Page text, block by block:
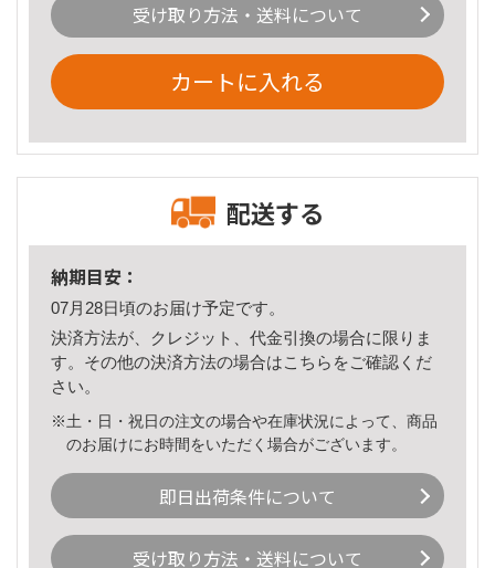
受け取り方法・送料について
カートに入れる
配送する
納期目安：
07月28日頃のお届け予定です。
決済方法が、クレジット、代金引換の場合に限りま
す。その他の決済方法の場合はこちら をご確認くだ
さい。
※土・日・祝日の注文の場合や在庫状況によって、商品
のお届けにお時間をいただく場合がございます。
即日出荷条件について
受け取り方法・送料について